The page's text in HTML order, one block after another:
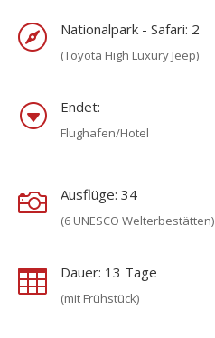
 Nationalpark - Safari: 2
(Toyota High Luxury Jeep)
G Endet:
Flughafen/Hotel
 Ausflüge: 34
(6 UNESCO Welterbestätten)
 Dauer: 13 Tage
(mit Frühstück)